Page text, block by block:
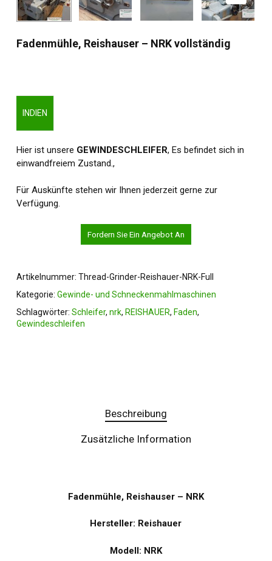
Fadenmühle, Reishauser – NRK vollständig
INDIEN
Hier ist unsere GEWINDESCHLEIFER, Es befindet sich in
einwandfreiem Zustand.,
Für Auskünfte stehen wir Ihnen jederzeit gerne zur
Verfügung.
Fordern Sie Ein Angebot An
Artikelnummer: Thread-Grinder-Reishauer-NRK-Full
Kategorie: Gewinde- und Schneckenmahlmaschinen
Schlagwörter: Schleifer, nrk, REISHAUER, Faden,
Gewindeschleifen
Beschreibung
Zusätzliche Information
Fadenmühle, Reishauser – NRK
Hersteller: Reishauer
Modell: NRK